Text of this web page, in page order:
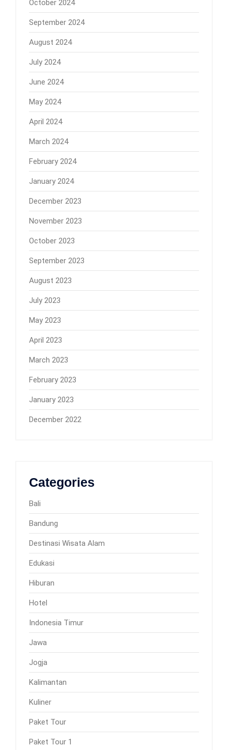
October 2024
September 2024
August 2024
July 2024
June 2024
May 2024
April 2024
March 2024
February 2024
January 2024
December 2023
November 2023
October 2023
September 2023
August 2023
July 2023
May 2023
April 2023
March 2023
February 2023
January 2023
December 2022
Categories
Bali
Bandung
Destinasi Wisata Alam
Edukasi
Hiburan
Hotel
Indonesia Timur
Jawa
Jogja
Kalimantan
Kuliner
Paket Tour
Paket Tour 1